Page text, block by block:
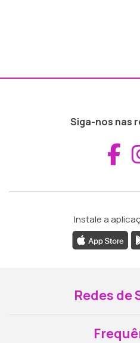
Siga-nos nas
Instale a
Redes de